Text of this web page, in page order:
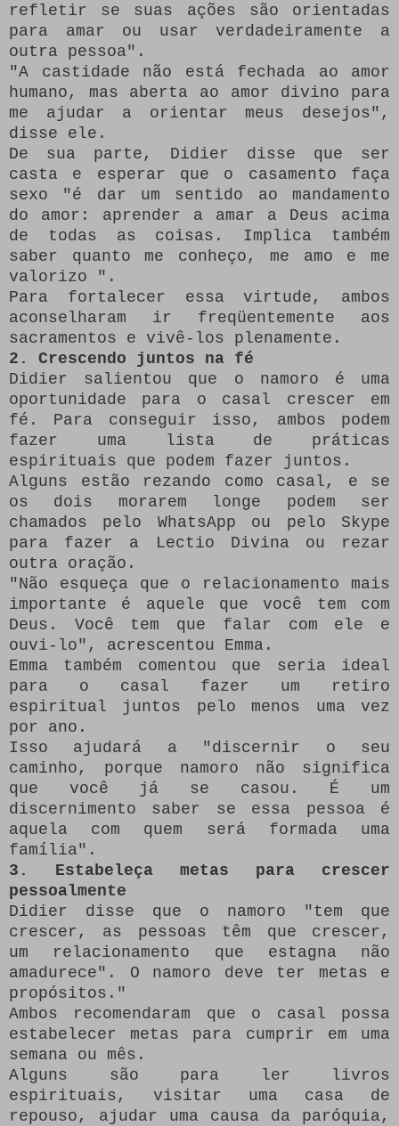
refletir se suas ações são orientadas
para amar ou usar verdadeiramente a
outra pessoa".
"A castidade não está fechada ao amor
humano, mas aberta ao amor divino para
me ajudar a orientar meus desejos",
disse ele.
De sua parte, Didier disse que ser
casta e esperar que o casamento faça
sexo "é dar um sentido ao mandamento
do amor: aprender a amar a Deus acima
de todas as coisas.
Implica também
saber quanto me conheço, me amo e me
valorizo ​".
Para fortalecer essa virtude, ambos
aconselharam ir freqüentemente aos
sacramentos e vivê-los plenamente.
2. Crescendo juntos na fé
Didier salientou que o namoro é uma
oportunidade para o casal crescer em
fé.
Para conseguir isso, ambos podem
fazer uma lista de práticas
espirituais que podem fazer juntos.
Alguns estão rezando como casal, e se
os dois morarem longe podem ser
chamados pelo WhatsApp ou pelo Skype
para fazer a Lectio Divina ou rezar
outra oração.
"Não esqueça que o relacionamento mais
importante é aquele que você tem com
Deus.
Você tem que falar com ele e
ouvi-lo", acrescentou Emma.
Emma também comentou que seria ideal
para o casal fazer um retiro
espiritual juntos pelo menos uma vez
por ano.
Isso ajudará a "discernir o seu
caminho, porque namoro não significa
que você já se casou.
É um
discernimento saber se essa pessoa é
aquela com quem será formada uma
família".
3. Estabeleça metas para crescer
pessoalmente
Didier disse que o namoro "tem que
crescer, as pessoas têm que crescer,
um relacionamento que estagna não
amadurece".
O namoro deve ter metas e
propósitos."
Ambos recomendaram que o casal possa
estabelecer metas para cumprir em uma
semana ou mês.
Alguns são para ler livros
espirituais, visitar uma casa de
repouso, ajudar uma causa da paróquia,